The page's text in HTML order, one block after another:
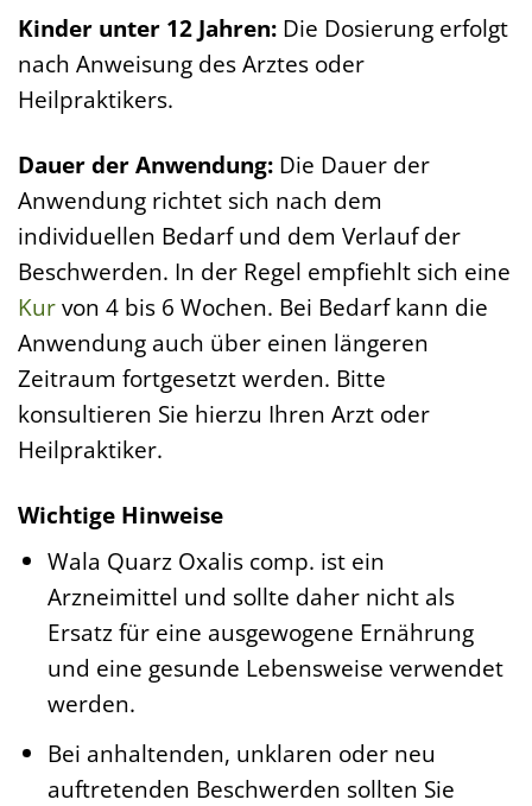
Kinder unter 12 Jahren: Die Dosierung erfolgt
nach Anweisung des Arztes oder
Heilpraktikers.
Dauer der Anwendung: Die Dauer der
Anwendung richtet sich nach dem
individuellen Bedarf und dem Verlauf der
Beschwerden. In der Regel empfiehlt sich eine
Kurvon 4 bis 6 Wochen. Bei Bedarf kann die
Anwendung auch über einen längeren
Zeitraum fortgesetzt werden. Bitte
konsultieren Sie hierzu Ihren Arzt oder
Heilpraktiker.
Wichtige Hinweise
Wala Quarz Oxalis comp. ist ein
Arzneimittel und sollte daher nicht als
Ersatz für eine ausgewogene Ernährung
und eine gesunde Lebensweise verwendet
werden.
Bei anhaltenden, unklaren oder neu
auftretenden Beschwerden sollten Sie